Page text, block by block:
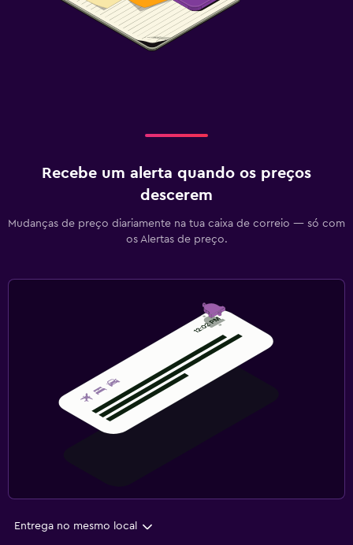
Recebe um alerta quando os preços
descerem
Mudanças de preço diariamente na tua caixa de correio — só com
os Alertas de preço.
Entrega no mesmo local